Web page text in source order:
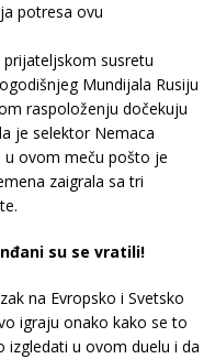
potresa ovu
prijateljskom susretu
Mundijala Rusiju
raspoloženju dočekuju
je selektor Nemaca
u ovom meču pošto je
zaigrala sa tri
su se vratili!
na Evropsko i Svetsko
igraju onako kako se to
izgledati u ovom duelu i da